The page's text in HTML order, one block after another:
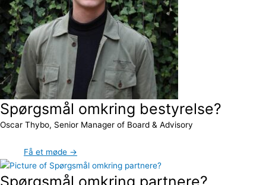
Spørgsmål omkring bestyrelse?
Oscar Thybo, Senior Manager of Board & Advisory
Få et møde →